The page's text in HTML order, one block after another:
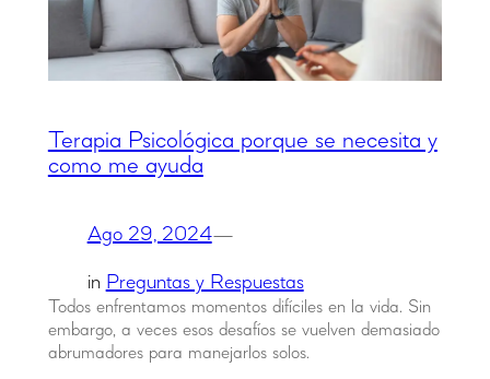
Terapia Psicológica porque se necesita y
como me ayuda
Ago 29, 2024—
in Preguntas y Respuestas
Todos enfrentamos momentos difíciles en la vida. Sin
embargo, a veces esos desafíos se vuelven demasiado
abrumadores para manejarlos solos.